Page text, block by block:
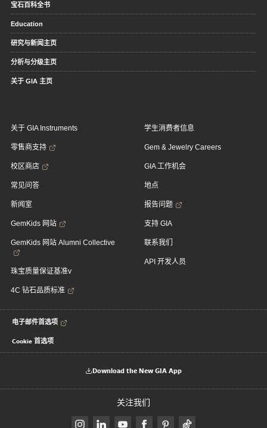
宝石百科全书
Education
研究与新闻主页
分析与分级主页
关于 GIA 主页
关于 GIA Instruments
零售商支持
校区商店
常见问答
新闻室
GemKids 网站
GemKids 网站 Alumni Collective
珠宝质量保证基准v
4C 钻石品质标准
学生消费者信息
Gem & Jewelry Careers
GIA 工作机会
地点
报告问题
支持 GIA
联系我们
API 开发人员
电子邮件首选项
Cookie 首选项
Download the New GIA App
关注我们